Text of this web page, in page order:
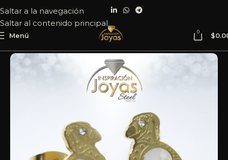
Saltar a la navegación
Saltar al contenido principal
Menú 0 $